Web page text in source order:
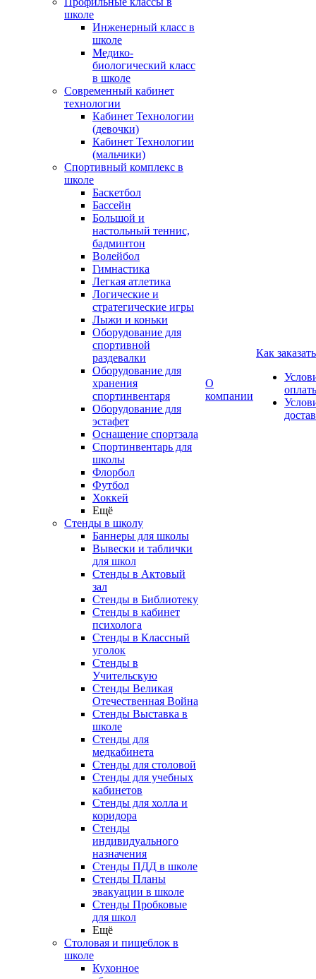
школе
Инженерный класс в
школе
Медико-
биологический класс
в школе
Современный кабинет
технологии
Кабинет Технологии
(девочки)
Кабинет Технологии
(мальчики)
Спортивный комплекс в
школе
Баскетбол
Бассейн
Большой и
настольный теннис,
бадминтон
Волейбол
Гимнастика
Легкая атлетика
Логические и
стратегические игры
Лыжи и коньки
Оборудование для
спортивной
раздевалки
Оборудование для
хранения
спортинвентаря
Оборудование для
эстафет
Оснащение спортзала
Спортинвентарь для
школы
Флорбол
Футбол
Хоккей
Ещё
Стенды в школу
Баннеры для школы
Вывески и таблички
для школ
Стенды в Актовый
зал
Стенды в Библиотеку
Стенды в кабинет
психолога
Стенды в Классный
уголок
Стенды в
Учительскую
Стенды Великая
Отечественная Война
Стенды Выставка в
школе
Стенды для
медкабинета
Стенды для столовой
Стенды для учебных
кабинетов
Стенды для холла и
коридора
Стенды
индивидуального
назначения
Стенды ПДД в школе
Стенды Планы
эвакуации в школе
Стенды Пробковые
для школ
Ещё
Столовая и пищеблок в
школе
Кухонное
О
компании
Как